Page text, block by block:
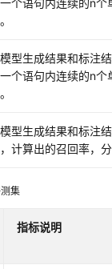
个语句内连续的n
型生成结果和标注
个语句内连续的n
型生成结果和标注
计算出的召回率，
集
指标说明